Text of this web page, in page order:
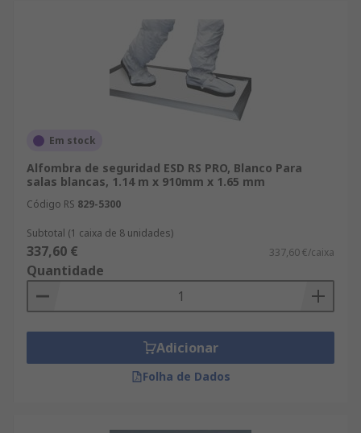
Em stock
Alfombra de seguridad ESD RS PRO, Blanco Para
salas blancas, 1.14 m x 910mm x 1.65 mm
Código RS 829-5300
Subtotal (1 caixa de 8 unidades)
337,60 € 337,60 €/caixa
Quantidade
Adicionar
Folha de Dados